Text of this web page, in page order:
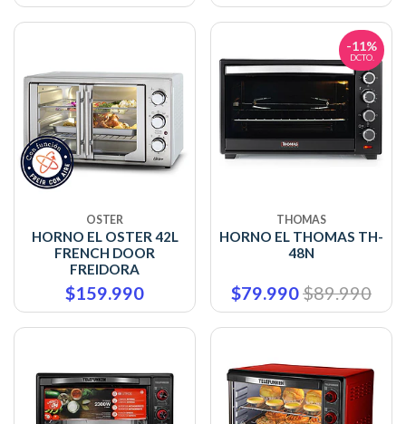
OSTER
HORNO EL OSTER 42L
FRENCH DOOR
FREIDORA
$159.990
-11%
DCTO.
THOMAS
HORNO EL THOMAS TH-
48N
$79.990$89.990